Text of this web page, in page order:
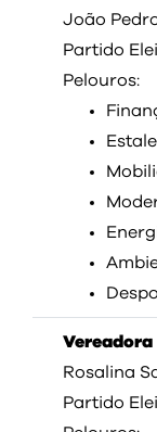
João
Partido
Pelouros:
Vereadora
Rosalina
Partido